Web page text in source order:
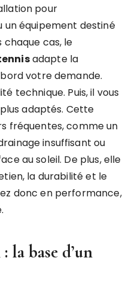
pour
un équipement destiné
chaque cas, le
adapte la
votre demande.
technique. Puis, il vous
adaptés. Cette
fréquentes, comme un
insuffisant ou
au soleil. De plus, elle
la durabilité et le
donc en performance,
la base d’un